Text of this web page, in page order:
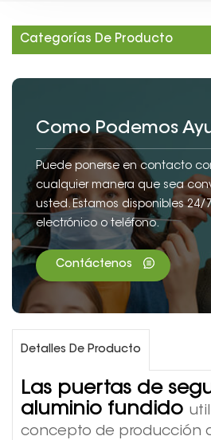
Categorías De Producto
Como Podemos
Puede ponerse en contacto
cualquier manera que sea
usted. Estamos disponibles 24/
electrónico o teléfono.
Contáctenos
Detalles De Producto
Las puertas de
aluminio fundido
concepto de producción